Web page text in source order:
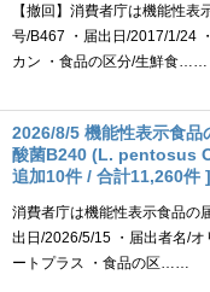
【撤回】消費者庁は機能性
号/B467 ・届出日/2017/1/24
カン ・食品の区分/生鮮食……
2026/8/5 機能性表示食品
酸菌B240 (L. pentosus
追加10件 / 合計11,260件 ]
消費者庁は機能性表示食品の
出日/2026/5/15 ・届出者名/
ートプラス ・食品の区……